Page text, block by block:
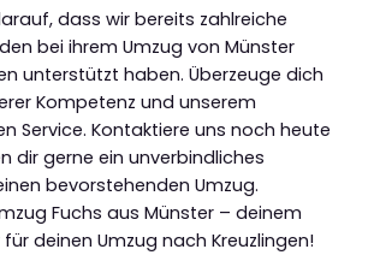
dass wir bereits zahlreiche
bei ihrem Umzug von Münster
unterstützt haben. Überzeuge dich
Kompetenz und unserem
Service. Kontaktiere uns noch heute
dir gerne ein unverbindliches
bevorstehenden Umzug.
Fuchs aus Münster – deinem
deinen Umzug nach Kreuzlingen!